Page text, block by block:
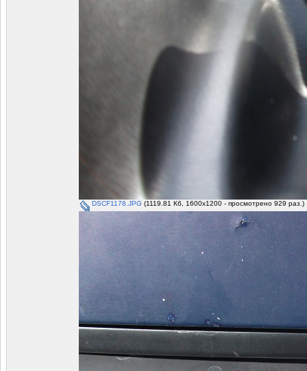
DSCF1178.JPG (1119.81 Кб, 1600x1200 - просмотрено 929 раз.)